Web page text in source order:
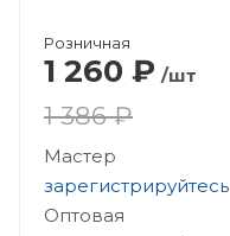
Розничная
1 260 ₽ /шт
1 386 ₽
Мастер
зарегистрируйтесь
Оптовая